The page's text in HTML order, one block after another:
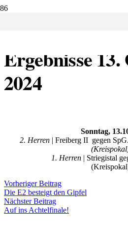
Ergebnisse
2024
Sonntag,
2. Herren | Freiberg II gegen
1. Herren| Striegistal
Vorheriger Beitrag
Die E2 besteigt den Gipfel
Nächster Beitrag
Auf ins Achtelfinale!